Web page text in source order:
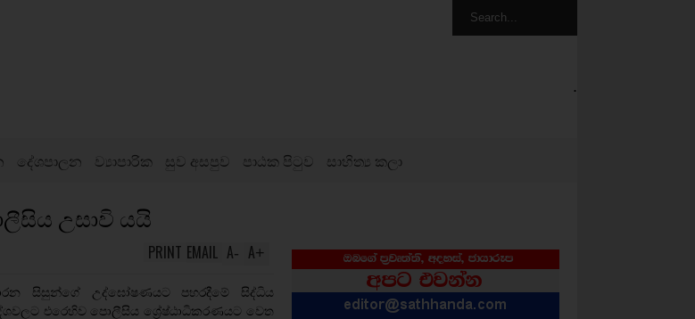
.
දේශපාලන ව්‍යාපාරික සුව අසපුව පාඨක පිටුව සාහිත්‍ය කලා
උසාවි යයි
A+
A-
EMAIL
PRINT
සිසුන්ගේ උද්ඝෝෂණයට පහරදීමේ සිද්ධිය
එරෙහිව පොලීසිය ශ්‍රේෂ්ඨාධිකරණයට වෙත